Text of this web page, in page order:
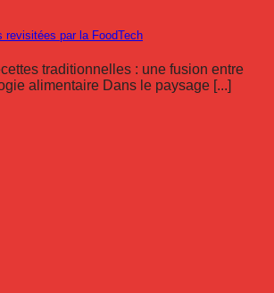
revisitées par la FoodTech
traditionnelles : une fusion entre
alimentaire Dans le paysage [...]